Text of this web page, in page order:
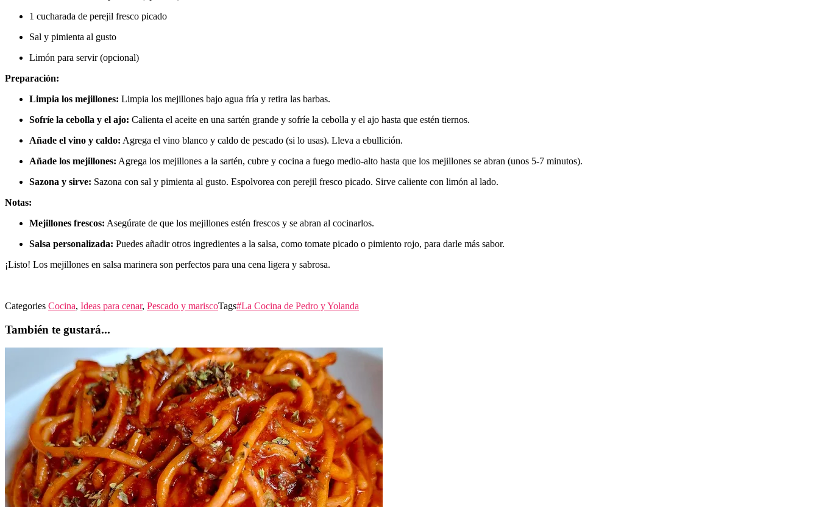
1 cucharada de perejil fresco picado
Sal y pimienta al gusto
Limón para servir (opcional)
Preparación:
Limpia los mejillones: Limpia los mejillones bajo agua fría y retira las barbas.
Sofríe la cebolla y el ajo: Calienta el aceite en una sartén grande y sofríe la cebolla y el ajo hasta que estén tiernos.
Añade el vino y caldo: Agrega el vino blanco y caldo de pescado (si lo usas). Lleva a ebullición.
Añade los mejillones: Agrega los mejillones a la sartén, cubre y cocina a fuego medio-alto hasta que los mejillones se abran (unos 5-7 minutos).
Sazona y sirve: Sazona con sal y pimienta al gusto. Espolvorea con perejil fresco picado. Sirve caliente con limón al lado.
Notas:
Mejillones frescos: Asegúrate de que los mejillones estén frescos y se abran al cocinarlos.
Salsa personalizada: Puedes añadir otros ingredientes a la salsa, como tomate picado o pimiento rojo, para darle más sabor.
¡Listo! Los mejillones en salsa marinera son perfectos para una cena ligera y sabrosa.
Categories Cocina, Ideas para cenar, Pescado y mariscoTags#La Cocina de Pedro y Yolanda
También te gustará...